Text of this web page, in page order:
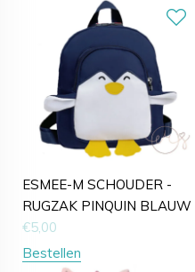
ESMEE-M SCHOUDER -
RUGZAK PINQUIN BLAUW
€5,00
Bestellen